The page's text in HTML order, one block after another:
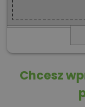
Chcesz